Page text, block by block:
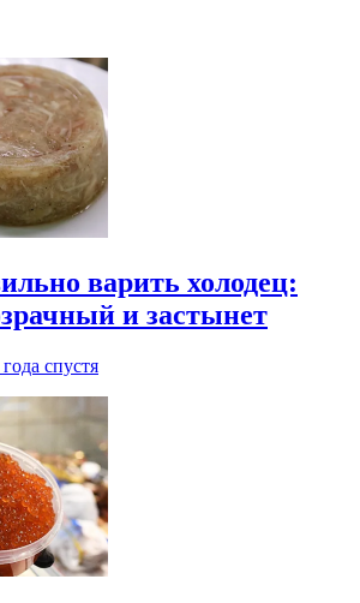
варить холодец:
и застынет
года спустя